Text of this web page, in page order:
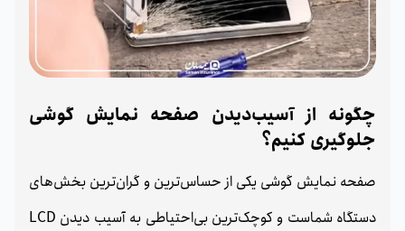
چگونه از آسیب‌دیدن صفحه نمایش گوشی
جلوگیری کنیم؟
صفحه نمایش گوشی یکی از حساس‌ترین و گران‌ترین بخش‌های
دستگاه شماست و کوچک‌ترین بی‌احتیاطی به آسیب دیدن LCD